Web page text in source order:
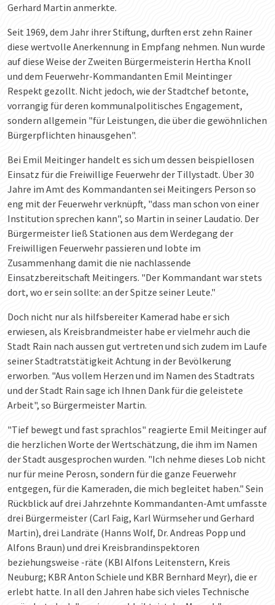
Gerhard Martin anmerkte.
Seit 1969, dem Jahr ihrer Stiftung, durften erst zehn Rainer
diese wertvolle Anerkennung in Empfang nehmen. Nun wurde
auf diese Weise der Zweiten Bürgermeisterin Hertha Knoll
und dem Feuerwehr-Kommandanten Emil Meintinger
Respekt gezollt. Nicht jedoch, wie der Stadtchef betonte,
vorrangig für deren kommunalpolitisches Engagement,
sondern allgemein "für Leistungen, die über die gewöhnlichen
Bürgerpflichten hinausgehen".
Bei Emil Meitinger handelt es sich um dessen beispiellosen
Einsatz für die Freiwillige Feuerwehr der Tillystadt. Über 30
Jahre im Amt des Kommandanten sei Meitingers Person so
eng mit der Feuerwehr verknüpft, "dass man schon von einer
Institution sprechen kann", so Martin in seiner Laudatio. Der
Bürgermeister ließ Stationen aus dem Werdegang der
Freiwilligen Feuerwehr passieren und lobte im
Zusammenhang damit die nie nachlassende
Einsatzbereitschaft Meitingers. "Der Kommandant war stets
dort, wo er sein sollte: an der Spitze seiner Leute."
Doch nicht nur als hilfsbereiter Kamerad habe er sich
erwiesen, als Kreisbrandmeister habe er vielmehr auch die
Stadt Rain nach aussen gut vertreten und sich zudem im Laufe
seiner Stadtratstätigkeit Achtung in der Bevölkerung
erworben. "Aus vollem Herzen und im Namen des Stadtrats
und der Stadt Rain sage ich Ihnen Dank für die geleistete
Arbeit", so Bürgermeister Martin.
"Tief bewegt und fast sprachlos" reagierte Emil Meitinger auf
die herzlichen Worte der Wertschätzung, die ihm im Namen
der Stadt ausgesprochen wurden. "Ich nehme dieses Lob nicht
nur für meine Perosn, sondern für die ganze Feuerwehr
entgegen, für die Kameraden, die mich begleitet haben." Sein
Rückblick auf drei Jahrzehnte Kommandanten-Amt umfasste
drei Bürgermeister (Carl Faig, Karl Würmseher und Gerhard
Martin), drei Landräte (Hanns Wolf, Dr. Andreas Popp und
Alfons Braun) und drei Kreisbrandinspektoren
beziehungsweise -räte (KBI Alfons Leitenstern, Kreis
Neuburg; KBR Anton Schiele und KBR Bernhard Meyr), die er
erlebt hatte. In all den Jahren habe sich vieles Technische